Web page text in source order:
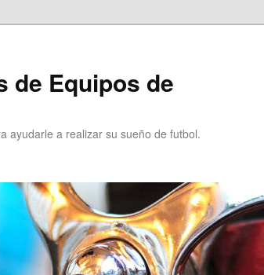
de Equipos de
ayudarle a realizar su sueño de futbol.